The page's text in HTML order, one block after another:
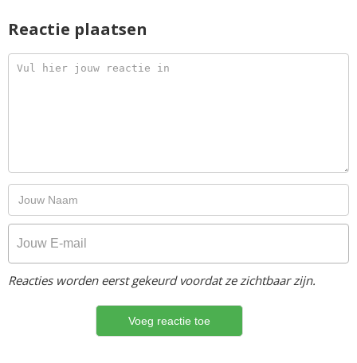
Reactie plaatsen
Reacties worden eerst gekeurd voordat ze zichtbaar zijn.